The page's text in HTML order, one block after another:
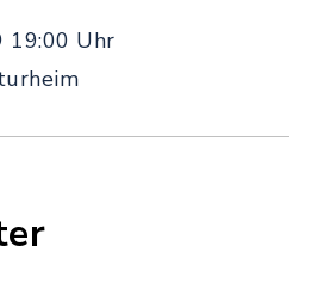
19:00 Uhr